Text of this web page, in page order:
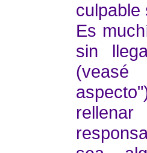
culpable
Es
sin
(veasé